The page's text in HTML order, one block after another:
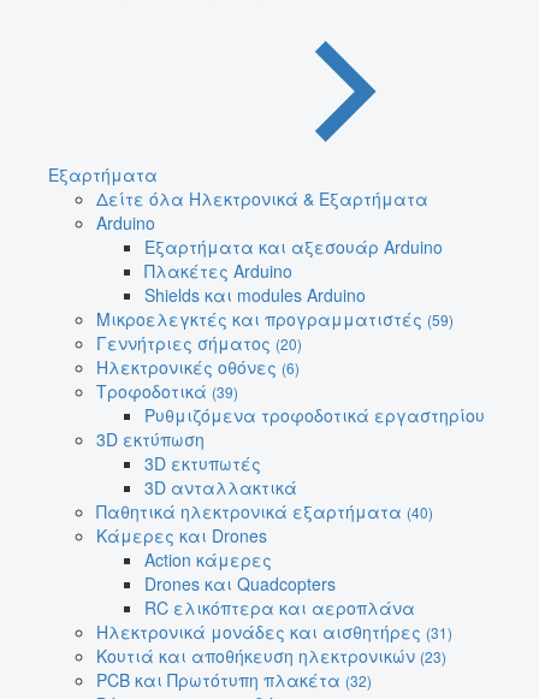
Εξαρτήματα
Δείτε όλα Ηλεκτρονικά & Εξαρτήματα
Arduino
Εξαρτήματα και αξεσουάρ Arduino
Πλακέτες Arduino
Shields και modules Arduino
Μικροελεγκτές και προγραμματιστές (59)
Γεννήτριες σήματος (20)
Ηλεκτρονικές οθόνες (6)
Τροφοδοτικά (39)
Ρυθμιζόμενα τροφοδοτικά εργαστηρίου
3D εκτύπωση
3D εκτυπωτές
3D ανταλλακτικά
Παθητικά ηλεκτρονικά εξαρτήματα (40)
Κάμερες και Drones
Action κάμερες
Drones και Quadcopters
RC ελικόπτερα και αεροπλάνα
Ηλεκτρονικά μονάδες και αισθητήρες (31)
Κουτιά και αποθήκευση ηλεκτρονικών (23)
PCB και Πρωτότυπη πλακέτα (32)